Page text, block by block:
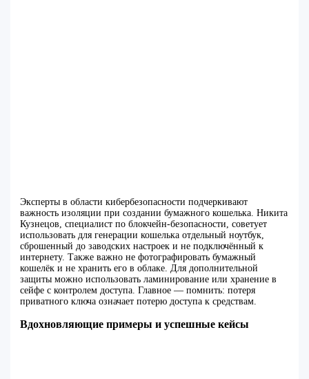
Эксперты в области кибербезопасности подчеркивают
важность изоляции при создании бумажного кошелька. Никита
Кузнецов, специалист по блокчейн-безопасности, советует
использовать для генерации кошелька отдельный ноутбук,
сброшенный до заводских настроек и не подключённый к
интернету. Также важно не фотографировать бумажный
кошелёк и не хранить его в облаке. Для дополнительной
защиты можно использовать ламинирование или хранение в
сейфе с контролем доступа. Главное — помнить: потеря
приватного ключа означает потерю доступа к средствам.
Вдохновляющие примеры и успешные кейсы